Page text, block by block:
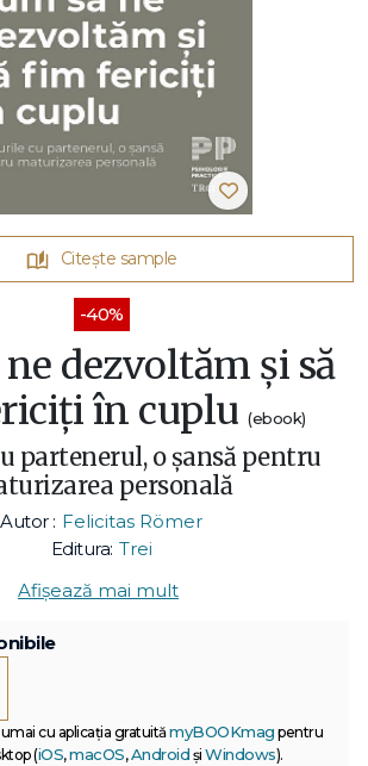
Citește sample
-40%
ne dezvoltăm și să
în cuplu(ebook)
partenerul, o șansă pentru
personală
Autor : Felicitas Römer
Editura: Trei
Afișează mai mult
cu aplicația gratuitămyBOOKmag pentru
(iOS,macOS,Android și Windows).